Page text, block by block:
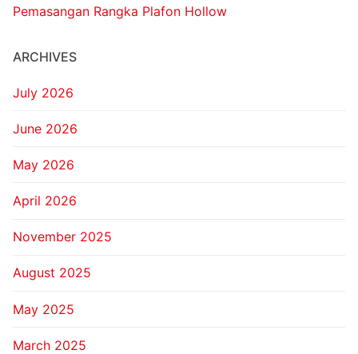
Pemasangan Rangka Plafon Hollow
ARCHIVES
July 2026
June 2026
May 2026
April 2026
November 2025
August 2025
May 2025
March 2025